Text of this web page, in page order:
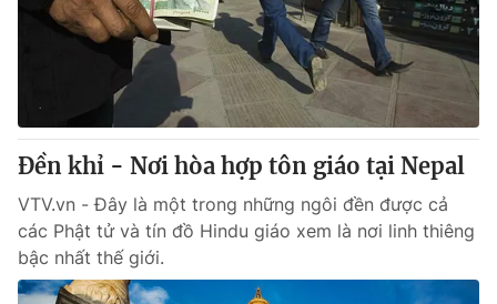
Sản phẩm
Lịch phát sóng
Chuyên mục khác
Emagazine Podcast
Photo Infographic
Đền khỉ - Nơi hòa hợp tôn giáo tại Nepal
VTV.vn - Đây là một trong những ngôi đền được cả
các Phật tử và tín đồ Hindu giáo xem là nơi linh thiêng
bậc nhất thế giới.